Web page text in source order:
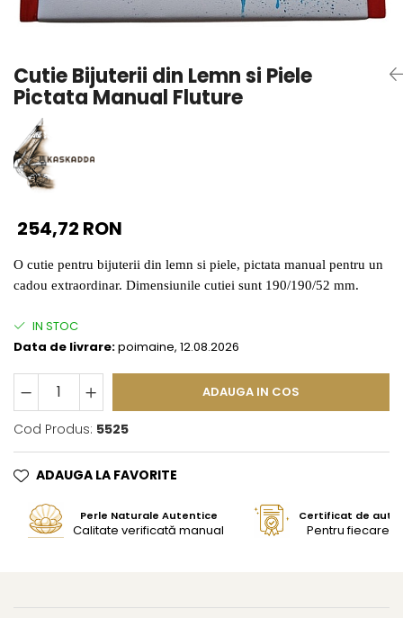
Seturi Perle cu Argint
Pandantive cu Perle
Brose cu Perle
Cutie Bijuterii din Lemn si Piele
Pictata Manual Fluture
254,72 RON
O cutie pentru bijuterii din lemn si piele, pictata manual pentru un
cadou extraordinar. Dimensiunile cutiei sunt 190/190/52 mm.
IN STOC
Data de livrare:poimaine, 12.08.2026
ADAUGA IN COS
Cod Produs: 5525
ADAUGA LA FAVORITE
Perle Naturale Autentice
Calitate verificată manual
Certificat de
Pentru fiecare